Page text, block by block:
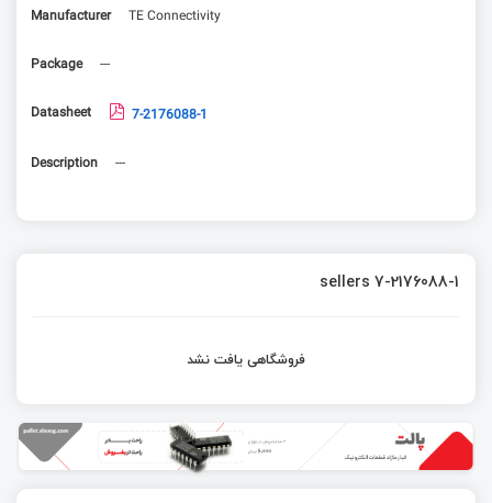
Manufacturer
TE Connectivity
Package ---
Datasheet 7-2176088-1
Description ---
sellers 7-2176088-1
فروشگاهی یافت نشد